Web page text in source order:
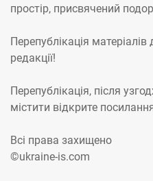
простір, присвячений
Перепублікація
редакції!
Перепублікація, після
містити відкрите
Всі права захищено
©ukraine-is.com